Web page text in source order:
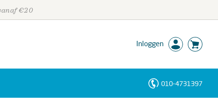
€20
Inloggen
010-4731397
Personen